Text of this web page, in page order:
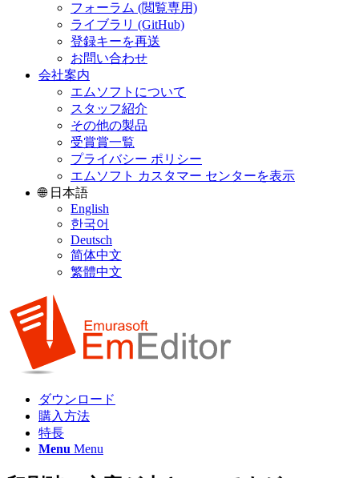
フォーラム (閲覧専用)
ライブラリ (GitHub)
登録キーを再送
お問い合わせ
会社案内
エムソフトについて
スタッフ紹介
その他の製品
受賞賞一覧
プライバシー ポリシー
エムソフト カスタマー センターを表示
🌐 日本語
English
한국어
Deutsch
简体中文
繁體中文
ダウンロード
購入方法
特長
Menu Menu